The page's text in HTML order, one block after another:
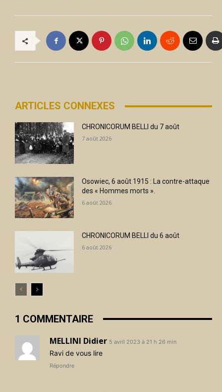
ARTICLES CONNEXES
CHRONICORUM BELLI du 7 août
7 août 2026
Osowiec, 6 août 1915 : La contre-attaque
des « Hommes morts ».
6 août 2026
CHRONICORUM BELLI du 6 août
6 août 2026
1 COMMENTAIRE
MELLINI Didier 5 avril 2023 à 21 h 26 min
Ravi de vous lire
Répondre